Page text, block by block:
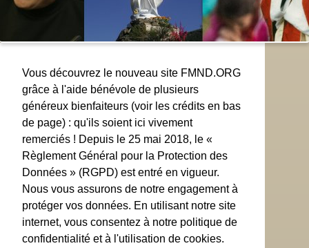
Vous découvrez le nouveau site FMND.ORG
grâce à l'aide bénévole de plusieurs
généreux bienfaiteurs (voir les crédits en bas
de page) : qu'ils soient ici vivement
remerciés ! Depuis le 25 mai 2018, le «
Règlement Général pour la Protection des
Données » (RGPD) est entré en vigueur.
Nous vous assurons de notre engagement à
protéger vos données. En utilisant notre site
internet, vous consentez à notre politique de
confidentialité et à l'utilisation de cookies.